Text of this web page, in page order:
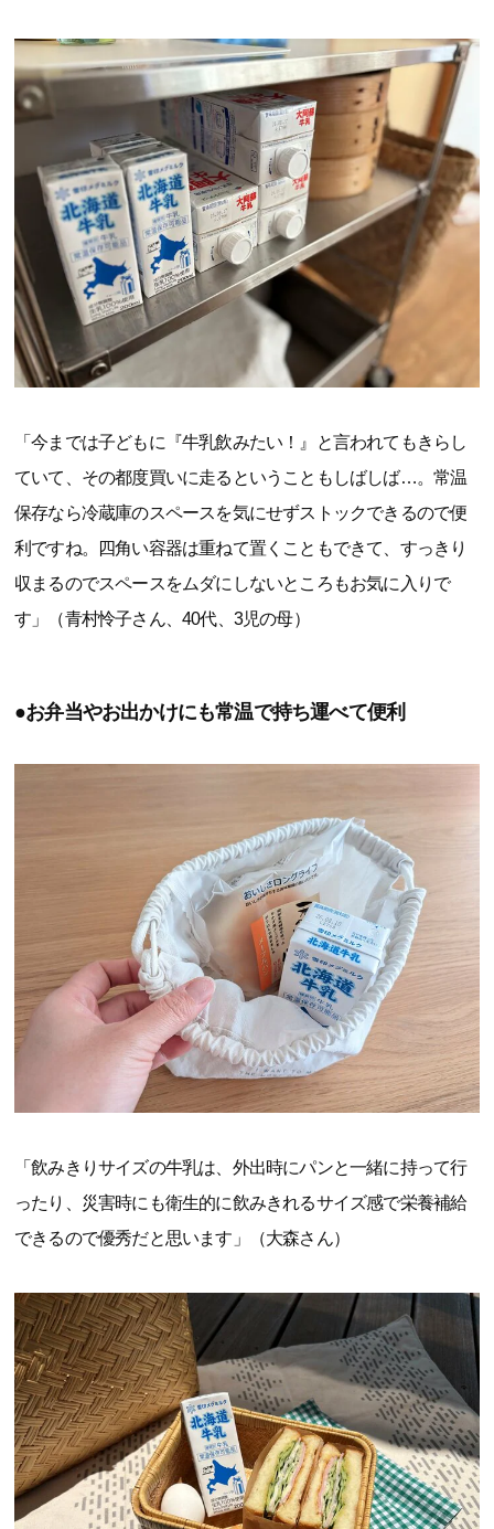
「今までは子どもに『牛乳飲みたい！』と言われてもきらし
ていて、その都度買いに走るということもしばしば…。常温
保存なら冷蔵庫のスペースを気にせずストックできるので便
利ですね。四角い容器は重ねて置くこともできて、すっきり
収まるのでスペースをムダにしないところもお気に入りで
す」（青村怜子さん、40代、3児の母）
●お弁当やお出かけにも常温で持ち運べて便利
「飲みきりサイズの牛乳は、外出時にパンと一緒に持って行
ったり、災害時にも衛生的に飲みきれるサイズ感で栄養補給
できるので優秀だと思います」（大森さん）